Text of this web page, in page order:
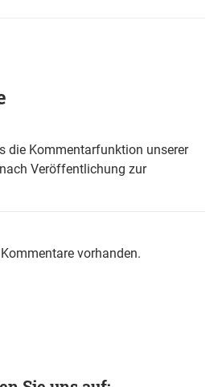
die Kommentarfunktion unserer
Veröffentlichung zur
vorhanden.